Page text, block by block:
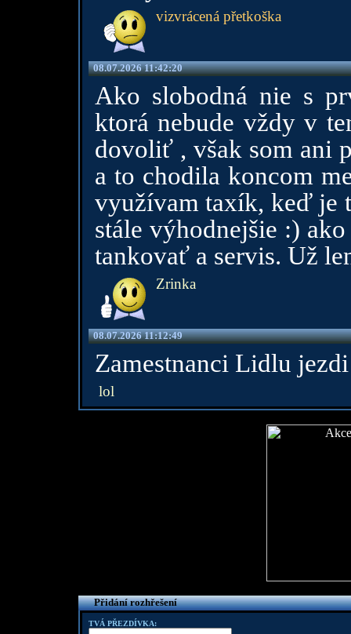
vizvrácená přetkoška
08.07.2026 11:42:20
Ako slobodná nie s
ktorá nebude vždy v
dovoliť , však som ani
a to chodila koncom
využívam taxík, keď je
stále výhodnejšie :)
tankovať a servis. Už
Zrinka
08.07.2026 11:12:49
Zamestnanci Lidlu
lol
Přidání rozhřešení
TVÁ PŘEZDÍVKA: